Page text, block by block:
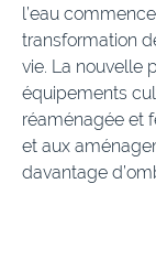
l’eau
transformation
vie. La nouvelle
équipements
réaménagée et
et aux
davantage